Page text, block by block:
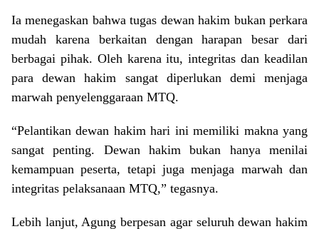
Ia menegaskan bahwa tugas dewan hakim bukan perkara
mudah karena berkaitan dengan harapan besar dari
berbagai pihak. Oleh karena itu, integritas dan keadilan
para dewan hakim sangat diperlukan demi menjaga
marwah penyelenggaraan MTQ.
“Pelantikan dewan hakim hari ini memiliki makna yang
sangat penting. Dewan hakim bukan hanya menilai
kemampuan peserta, tetapi juga menjaga marwah dan
integritas pelaksanaan MTQ,” tegasnya.
Lebih lanjut, Agung berpesan agar seluruh dewan hakim